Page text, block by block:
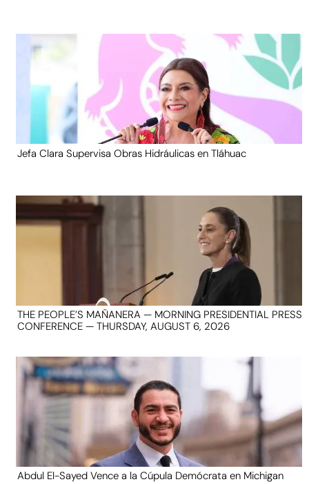
Jefa Clara Supervisa Obras Hidráulicas en Tláhuac
THE PEOPLE’S MAÑANERA — MORNING PRESIDENTIAL PRESS
CONFERENCE — THURSDAY, AUGUST 6, 2026
Abdul El-Sayed Vence a la Cúpula Demócrata en Michigan